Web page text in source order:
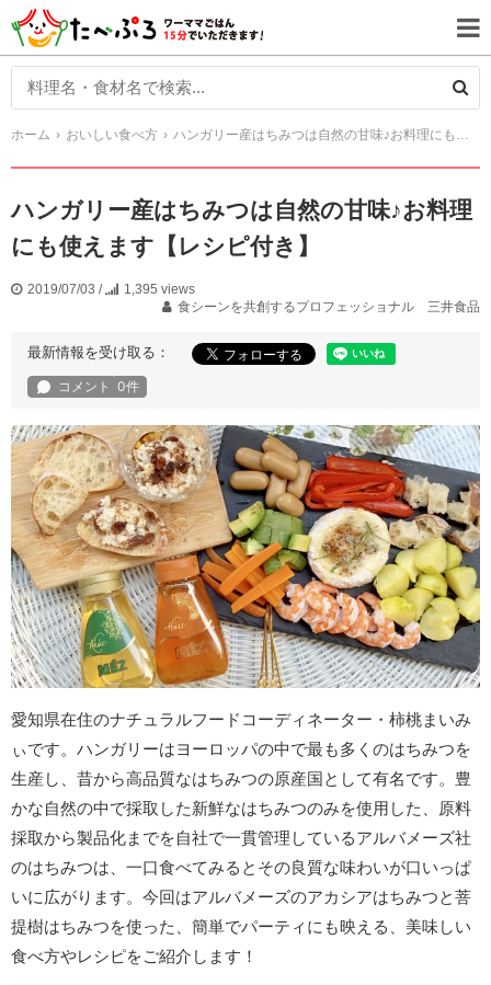
ホーム おいしい食べ方 ハンガリー産はちみつは自然の甘味♪お料理にも使えます【レシピ付き】
ハンガリー産はちみつは自然の甘味♪お料理
にも使えます【レシピ付き】
2019/07/03 /
1,395 views
食シーンを共創するプロフェッショナル 三井食品
最新情報を受け取る：
愛知県在住のナチュラルフードコーディネーター・柿桃まいみ
ぃです。ハンガリーはヨーロッパの中で最も多くのはちみつを
生産し、昔から高品質なはちみつの原産国として有名です。豊
かな自然の中で採取した新鮮なはちみつのみを使用した、原料
採取から製品化までを自社で一貫管理しているアルバメーズ社
のはちみつは、一口食べてみるとその良質な味わいが口いっぱ
いに広がります。今回はアルバメーズのアカシアはちみつと菩
提樹はちみつを使った、簡単でパーティにも映える、美味しい
食べ方やレシピをご紹介します！